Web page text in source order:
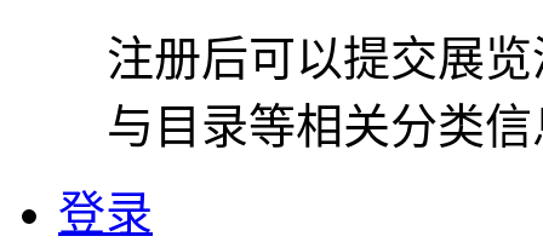
注册后可以提交展
与目录等相关分类
登录